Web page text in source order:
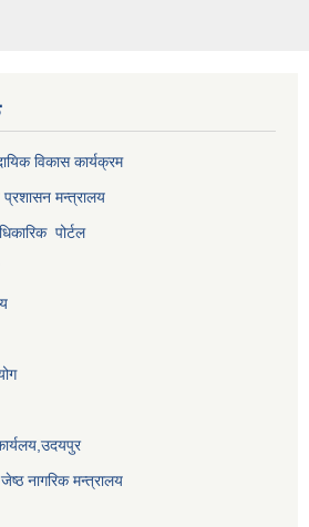
विकास कार्यक्रम
प्रशासन मन्त्रालय
पोर्टल
नागरिक मन्त्रालय